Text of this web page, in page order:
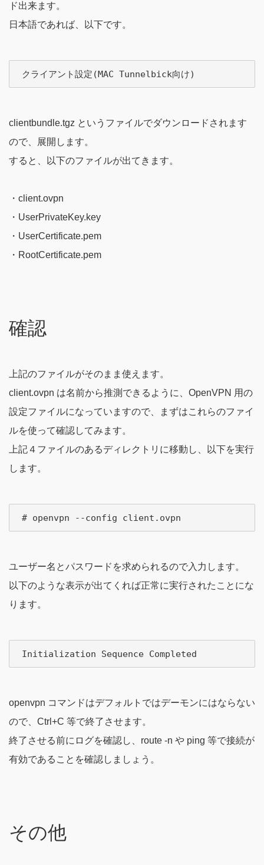
ド出来ます。
日本語であれば、以下です。
clientbundle.tgz というファイルでダウンロードされます
ので、展開します。
すると、以下のファイルが出てきます。
・client.ovpn
・UserPrivateKey.key
・UserCertificate.pem
・RootCertificate.pem
確認
上記のファイルがそのまま使えます。
client.ovpn は名前から推測できるように、OpenVPN 用の
設定ファイルになっていますので、まずはこれらのファイ
ルを使って確認してみます。
上記４ファイルのあるディレクトリに移動し、以下を実行
します。
ユーザー名とパスワードを求められるので入力します。
以下のような表示が出てくれば正常に実行されたことにな
ります。
openvpn コマンドはデフォルトではデーモンにはならない
ので、Ctrl+C 等で終了させます。
終了させる前にログを確認し、route -n や ping 等で接続が
有効であることを確認しましょう。
その他